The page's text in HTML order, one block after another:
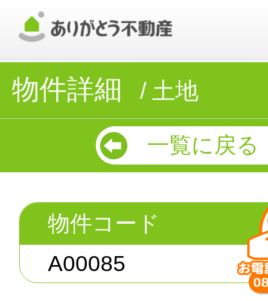
物件詳細 土地
一覧に戻る
物件コード
A00085